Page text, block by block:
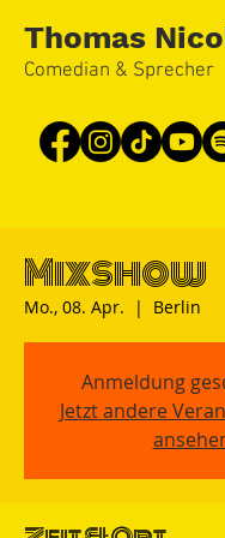
Thomas
Comedian & Sprecher
Mixshow
Mo., 08. Apr.
  |
Berlin
Anmeldung
Jetzt andere